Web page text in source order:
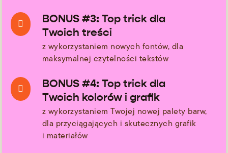

BONUS #3: Top trick dla
Twoich treści
z wykorzystaniem nowych fontów, dla
maksymalnej czytelności tekstów

BONUS #4: Top trick dla
Twoich kolorów i grafik
z wykorzystaniem Twojej nowej palety barw,
dla przyciągających i skutecznych grafik
i materiałów